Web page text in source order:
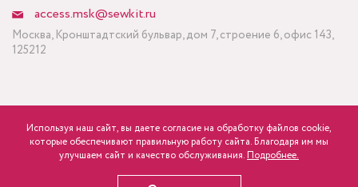
р. розница Минимальный заказ ткани от 3 метров
access.msk@sewkit.ru
Москва, Кронштадтский бульвар, дом 7, строение 6, офис 143,
125212
Политика конфиденциальности
ПОДПИСАТЬСЯ НА НОВОСТИ
Используя наш сайт, вы даете согласие на обработку файлов cookie,
которые обеспечивают правильную работу сайта. Благодаря им мы
улучшаем сайт и качество обслуживания. Подробнее.